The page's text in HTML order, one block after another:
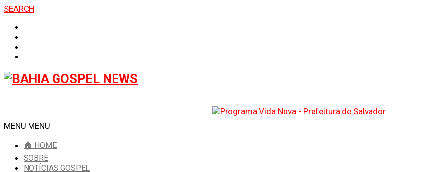
SEARCH
MENU MENU
🏠 HOME
SOBRE
NOTÍCIAS GOSPEL